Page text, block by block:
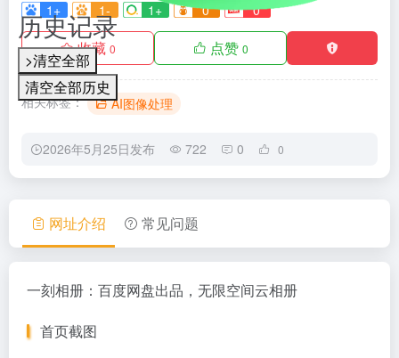
历史记录
>清空全部
清空全部历史
1+ 1- 1+ 0 0
收藏 0 点赞 0
相关标签： AI图像处理
2026年5月25日发布 722 0 0
网址介绍 常见问题
一刻相册：百度网盘出品，无限空间云相册
首页截图